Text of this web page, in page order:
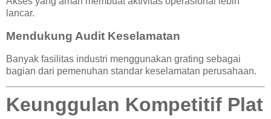
lancar.
Mendukung Audit Keselamatan
Banyak fasilitas industri menggunakan grating sebagai
bagian dari pemenuhan standar keselamatan perusahaan.
Keunggulan Kompetitif Plat